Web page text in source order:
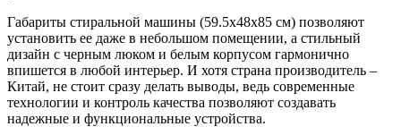
Габариты стиральной машины (59.5x48x85 см) позволяют
установить ее даже в небольшом помещении, а стильный
дизайн с черным люком и белым корпусом гармонично
впишется в любой интерьер. И хотя страна производитель –
Китай, не стоит сразу делать выводы, ведь современные
технологии и контроль качества позволяют создавать
надежные и функциональные устройства.